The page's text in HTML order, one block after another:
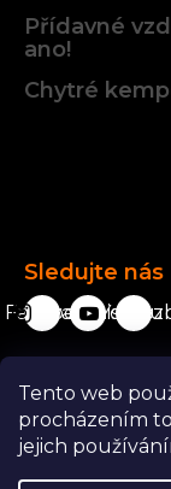
Tento web
procházením
jejich
Přídavné
ano!
Chytré
Sledujte nás
Facebook
karavanista.cz
Odstoupit od